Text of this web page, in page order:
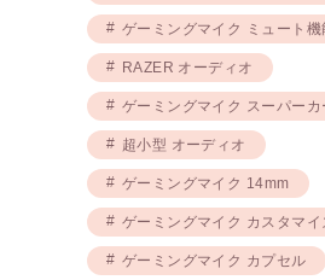
ゲーミングマイク ミュート機
RAZER オーディオ
ゲーミングマイク スーパーカ
超小型 オーディオ
ゲーミングマイク 14mm
ゲーミングマイク カスタマイ
ゲーミングマイク カプセル